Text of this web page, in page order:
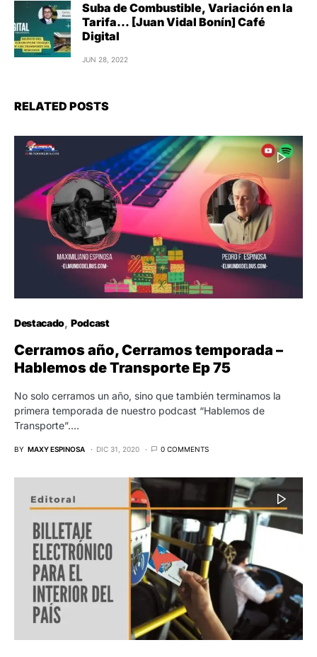
Suba de Combustible, Variación en la
Tarifa… [Juan Vidal Bonín] Café
Digital
JUN 28, 2022
RELATED POSTS
Destacado Podcast
Cerramos año, Cerramos temporada –
Hablemos de Transporte Ep 75
No solo cerramos un año, sino que también terminamos la
primera temporada de nuestro podcast “Hablemos de
Transporte”.…
BY MAXY ESPINOSA DIC 31, 2020 0 COMMENTS